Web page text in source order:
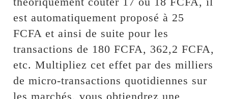
est automatiquement proposé à 25
FCFA et ainsi de suite pour les
transactions de 180 FCFA, 362,2 FCFA,
etc. Multipliez cet effet par des milliers
de micro-transactions quotidiennes sur
les marchés, vous obtiendrez une